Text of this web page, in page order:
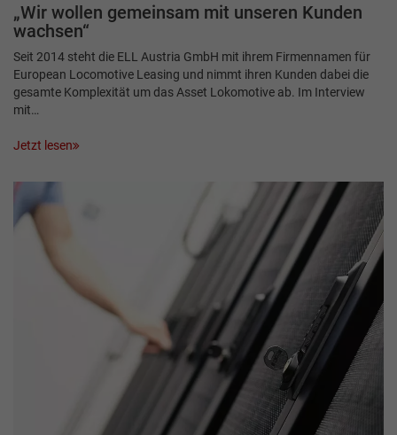
„Wir wollen gemeinsam mit unseren Kunden
wachsen“
Seit 2014 steht die ELL Austria GmbH mit ihrem Firmennamen für
European Locomotive Leasing und nimmt ihren Kunden dabei die
gesamte Komplexität um das Asset Lokomotive ab. Im Interview
mit…
Jetzt lesen